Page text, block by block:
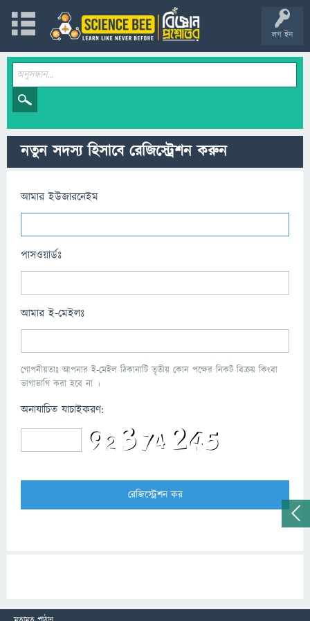
লগ ইন
নতুন সদস্য হিসাবে রেজিস্ট্রেশন করুন
আমার ইউজারনেইম
পাসওয়ার্ডঃ
আমার ই-মেইলঃ
গোপনীয়তাঃ আপনার ই-মেইল ঠিকানাটি তৃতীয় কোন পক্ষের নিকট বিক্রয় কিংবা
ভাগাভাগি করা হবে না ।
অনাযাচিত যাচাইকরণ: